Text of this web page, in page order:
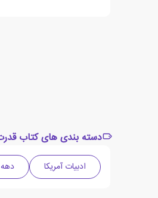
دسته بندی های کتاب
ادبیات آمریکا دهه 2000 میلادی